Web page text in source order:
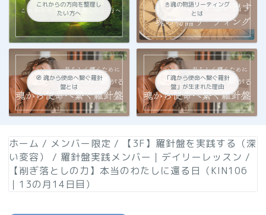
これからの方向を整理し
たい方へ
📓魂の物語リーティング
とは
🧭 魂から使命へ繋ぐ羅針
盤とは
「魂から使命へ繋ぐ羅針
盤」が生まれた理由
ホーム / メンバー限定 /
【3F】羅針盤を実践する（深
い変容）
/ 羅針盤実践メンバー｜デイリーレッスン /
【削ぎ落としの力】本当のわたしに還る日（KIN106
｜13の月14日目）